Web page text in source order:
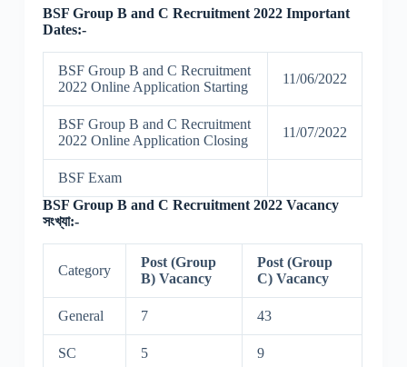
BSF Group B and C Recruitment 2022 Important
Dates:-
BSF Group B and C Recruitment
2022 Online Application Starting
11/06/2022
BSF Group B and C Recruitment
2022 Online Application Closing
11/07/2022
BSF Exam
BSF Group B and C Recruitment 2022 Vacancy
সংখ্যা:-
Category
Post (Group
B) Vacancy
Post (Group
C) Vacancy
General 7 43
SC 5 9